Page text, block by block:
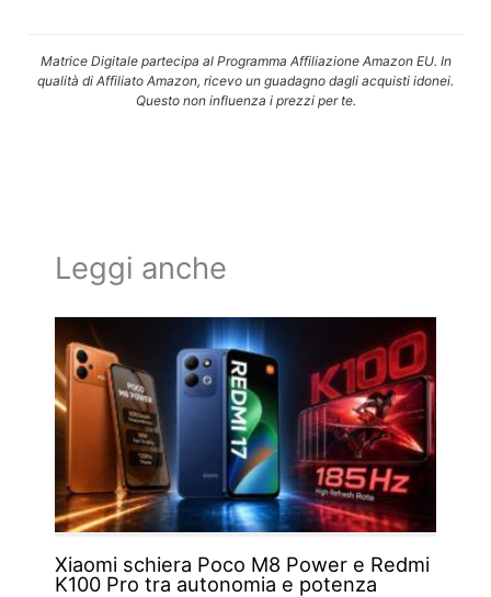
Matrice Digitale partecipa al Programma Affiliazione Amazon EU. In
qualità di Affiliato Amazon, ricevo un guadagno dagli acquisti idonei.
Questo non influenza i prezzi per te.
Leggi anche
Xiaomi schiera Poco M8 Power e Redmi
K100 Pro tra autonomia e potenza